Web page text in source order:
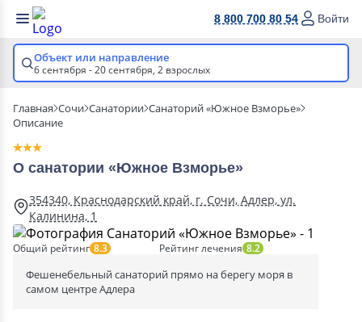
8 800 700 80 54 Войти
Объект или направление
6 сентября - 20 сентября, 2 взрослых
Главная Сочи Санатории Санаторий «Южное Взморье»
Описание
О санатории «Южное Взморье»
354340, Краснодарский край, г. Сочи, Адлер, ул.
Калинина, 1
Рейтинг лечения 8.2
Общий рейтинг 8.3
Фешенебельный санаторий прямо на берегу моря в
самом центре Адлера